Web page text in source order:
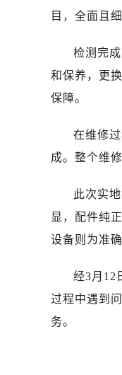
目，全面且细
检测完
和保养，更
保障。
在维修
成。整个维
此次实
显，配件纯
设备则为准
经3月12
过程中遇到
务。